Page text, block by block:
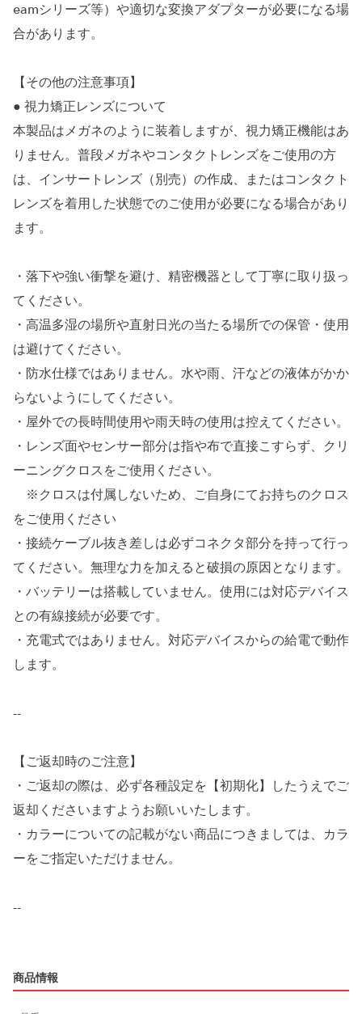
eamシリーズ等）や適切な変換アダプターが必要になる場
合があります。
【その他の注意事項】
● 視力矯正レンズについて
本製品はメガネのように装着しますが、視力矯正機能はあ
りません。普段メガネやコンタクトレンズをご使用の方
は、インサートレンズ（別売）の作成、またはコンタクト
レンズを着用した状態でのご使用が必要になる場合があり
ます。
・落下や強い衝撃を避け、精密機器として丁寧に取り扱っ
てください。
・高温多湿の場所や直射日光の当たる場所での保管・使用
は避けてください。
・防水仕様ではありません。水や雨、汗などの液体がかか
らないようにしてください。
・屋外での長時間使用や雨天時の使用は控えてください。
・レンズ面やセンサー部分は指や布で直接こすらず、クリ
ーニングクロスをご使用ください。
※クロスは付属しないため、ご自身にてお持ちのクロス
をご使用ください
・接続ケーブル抜き差しは必ずコネクタ部分を持って行っ
てください。無理な力を加えると破損の原因となります。
・バッテリーは搭載していません。使用には対応デバイス
との有線接続が必要です。
・充電式ではありません。対応デバイスからの給電で動作
します。
--
【ご返却時のご注意】
・ご返却の際は、必ず各種設定を【初期化】したうえでご
返却くださいますようお願いいたします。
・カラーについての記載がない商品につきましては、カラ
ーをご指定いただけません。
--
商品情報